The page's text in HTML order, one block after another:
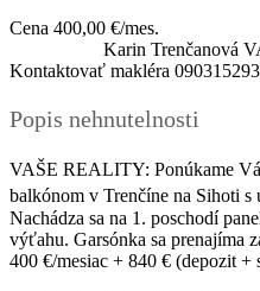
Cena 400,00 €/mes.
Karin Trenčanová
Kontaktovať makléra
Popis nehnutelnosti
VAŠE REALITY: Ponúkame
balkónom v Trenčíne na Sihoti
Nachádza sa na 1. poschodí
výťahu. Garsónka sa prenajíma
400 €/mesiac + 840 € (depozit +